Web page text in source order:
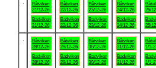
Båtviken
21/12-26
Badviken
21/12-26
Båtviken
22/12-26
Badviken
22/12-26
Båtviken
23/12-26
Badviken
23/12-26
Båtviken
24/12-26
Badviken
24/12-26
25/
25/
Båtviken
28/12-26
Badviken
28/12-26
Båtviken
29/12-26
Badviken
29/12-26
Båtviken
30/12-26
Badviken
30/12-26
Båtviken
31/12-26
Badviken
31/12-26
1/1-
1/1-